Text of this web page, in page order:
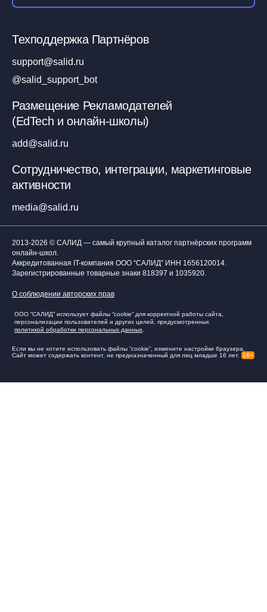
Техподдержка Партнёров
support@salid.ru
@salid_support_bot
Размещение Рекламодателей
(EdTech и онлайн-школы)
add@salid.ru
Сотрудничество, интеграции, маркетинговые
активности
media@salid.ru
2013-2026 © САЛИД — самый крупный каталог партнёрских программ
онлайн-школ.
Аккредитованная IT-компания ООО “САЛИД” ИНН 1656120014.
Зарегистрированные товарные знаки 818397 и 1035920.
О соблюдении авторских прав
ООО “САЛИД” использует файлы “cookie” для корректной работы сайта,
персонализации пользователей и других целей, предусмотренных
политикой обработки персональных данных
Если вы не хотите использовать файлы “cookie”, измените настройки браузера.
Сайт может содержать контент, не предназначенный для лиц младше 16 лет.
16+